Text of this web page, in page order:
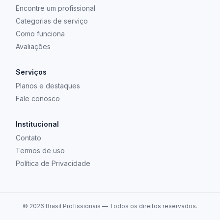
Encontre um profissional
Categorias de serviço
Como funciona
Avaliações
Serviços
Planos e destaques
Fale conosco
Institucional
Contato
Termos de uso
Política de Privacidade
© 2026 Brasil Profissionais — Todos os direitos reservados.